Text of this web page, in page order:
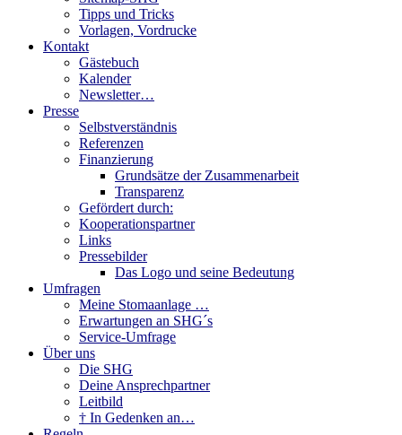
Tipps und Tricks
Vorlagen, Vordrucke
Kontakt
Gästebuch
Kalender
Newsletter…
Presse
Selbstverständnis
Referenzen
Finanzierung
Grundsätze der Zusammenarbeit
Transparenz
Gefördert durch:
Kooperationspartner
Links
Pressebilder
Das Logo und seine Bedeutung
Umfragen
Meine Stomaanlage …
Erwartungen an SHG´s
Service-Umfrage
Über uns
Die SHG
Deine Ansprechpartner
Leitbild
† In Gedenken an…